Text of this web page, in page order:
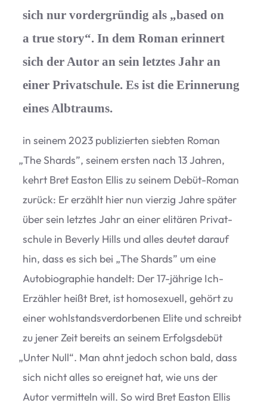
sich nur vordergründig als „based on
a true story“. In dem Roman erinnert
sich der Autor an sein letztes Jahr an
einer Privatschule. Es ist die Erinnerung
eines Albtraums.
in sei­nem 2023 publi­zier­ten sieb­ten Roman
„The Shards”, sei­nem ers­ten nach 13 Jah­ren,
kehrt Bret Eas­ton Ellis zu sei­nem Debüt-Roman
zurück: Er erzählt hier nun vier­zig Jahre spä­ter
über sein letz­tes Jahr an einer eli­tä­ren Pri­vat­
schule in Beverly Hills und alles deu­tet dar­auf
hin, dass es sich bei „The Shards” um eine
Auto­bio­gra­phie han­delt: Der 17-jäh­rige Ich-
Erzäh­ler heißt Bret, ist homo­se­xu­ell, gehört zu
einer wohl­stands­ver­dor­be­nen Elite und schreibt
zu jener Zeit bereits an sei­nem Erfolgs­de­büt
„Unter Null“. Man ahnt jedoch schon bald, dass
sich nicht alles so ereig­net hat, wie uns der
Autor ver­mit­teln will. So wird Bret Eas­ton Ellis